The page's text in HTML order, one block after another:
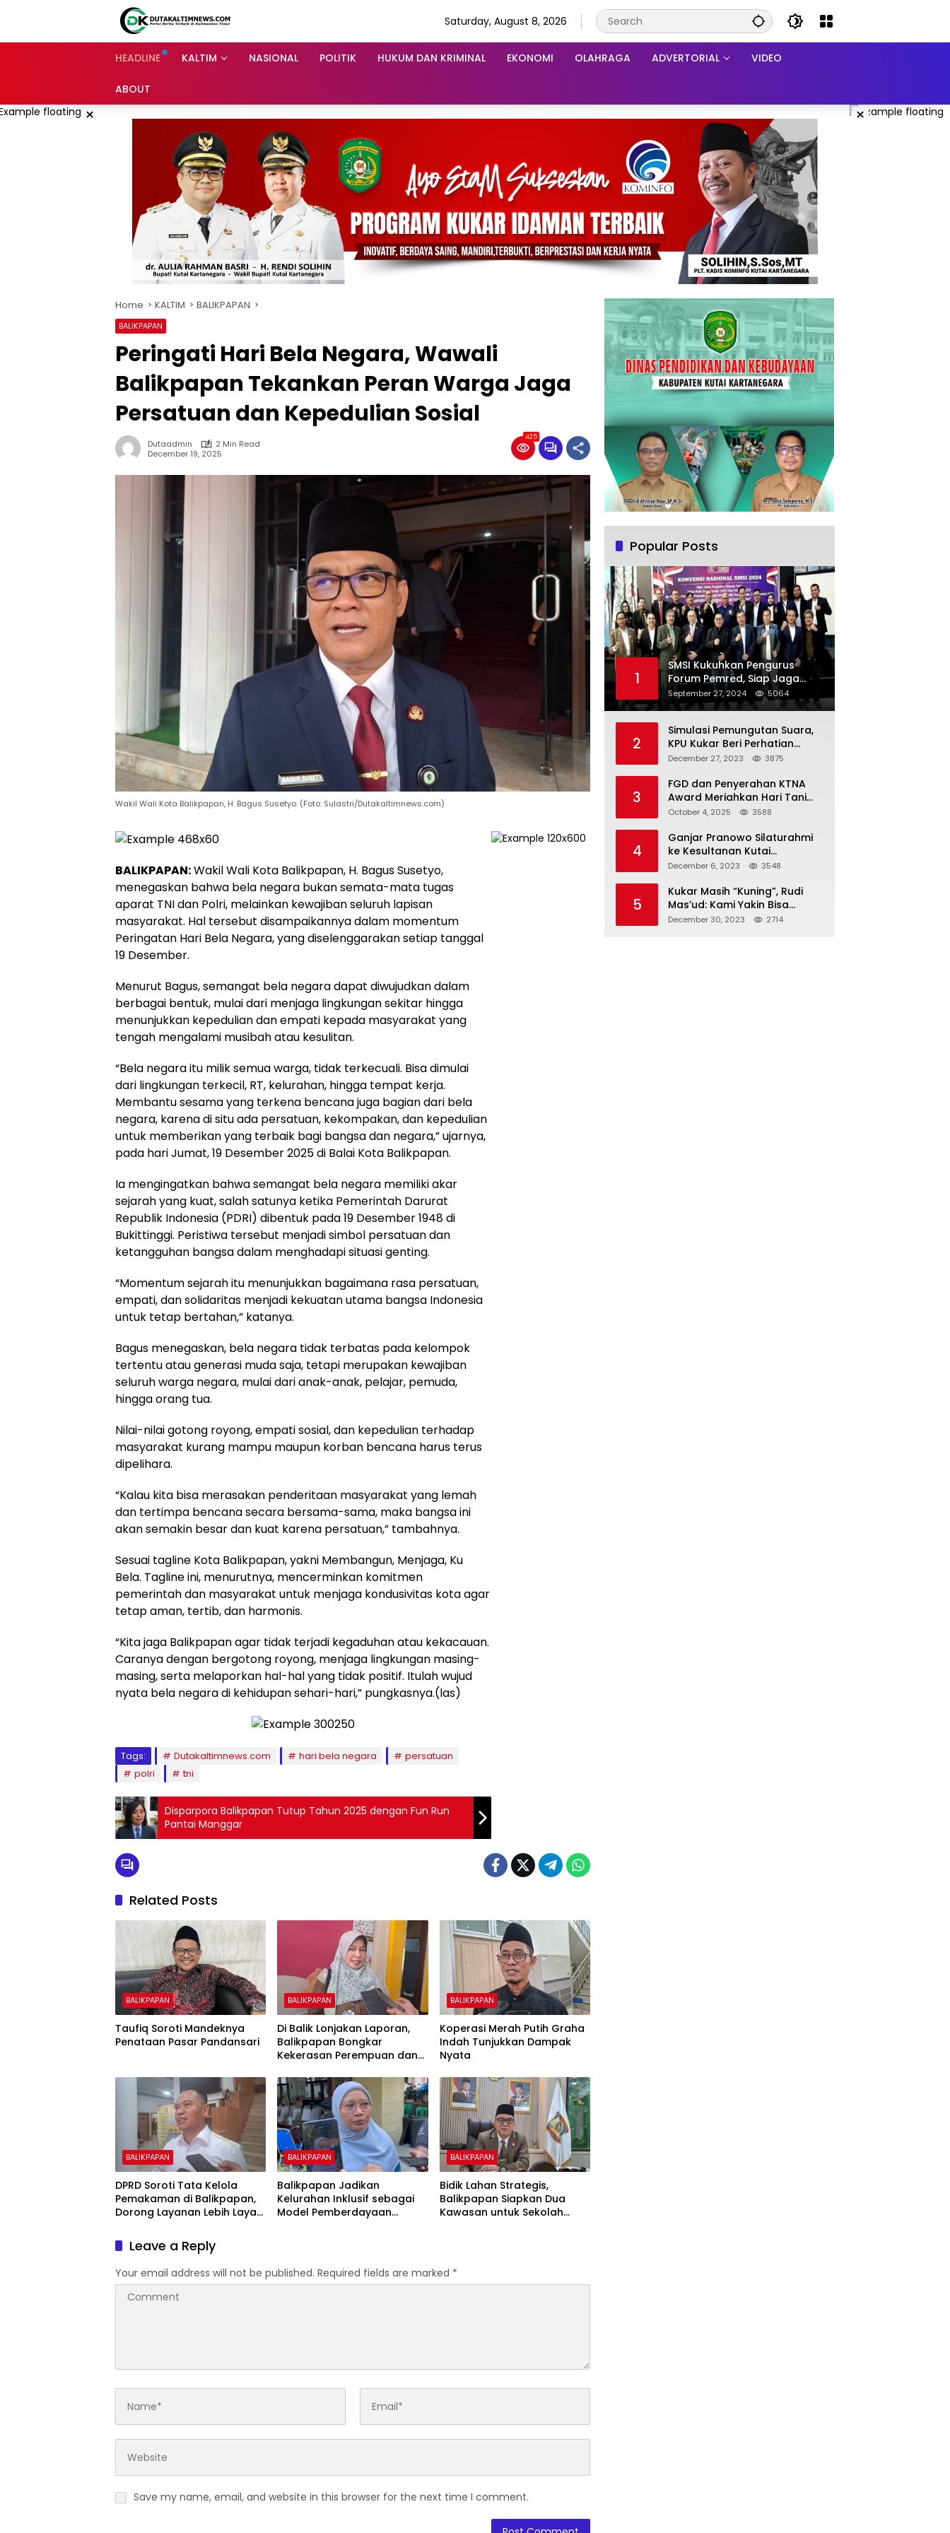
Saturday, August 8, 2026
HEADLINE KALTIM NASIONAL POLITIK HUKUM DAN KRIMINAL EKONOMI OLAHRAGA ADVERTORIAL VIDEO
ABOUT
× ×
Home KALTIM BALIKPAPAN
BALIKPAPAN
Peringati Hari Bela Negara, Wawali
Balikpapan Tekankan Peran Warga Jaga
Persatuan dan Kepedulian Sosial
Dutaadmin
2 Min Read
December 19, 2025
425
Wakil Wali Kota Balikpapan, H. Bagus Susetyo. (Foto: Sulastri/Dutakaltimnews.com)
BALIKPAPAN:Wakil Wali Kota Balikpapan, H. Bagus Susetyo,
menegaskan bahwa bela negara bukan semata-mata tugas
aparat TNI dan Polri, melainkan kewajiban seluruh lapisan
masyarakat. Hal tersebut disampaikannya dalam momentum
Peringatan Hari Bela Negara, yang diselenggarakan setiap tanggal
19 Desember.
Menurut Bagus, semangat bela negara dapat diwujudkan dalam
berbagai bentuk, mulai dari menjaga lingkungan sekitar hingga
menunjukkan kepedulian dan empati kepada masyarakat yang
tengah mengalami musibah atau kesulitan.
“Bela negara itu milik semua warga, tidak terkecuali. Bisa dimulai
dari lingkungan terkecil, RT, kelurahan, hingga tempat kerja.
Membantu sesama yang terkena bencana juga bagian dari bela
negara, karena di situ ada persatuan, kekompakan, dan kepedulian
untuk memberikan yang terbaik bagi bangsa dan negara,” ujarnya,
pada hari Jumat, 19 Desember 2025 di Balai Kota Balikpapan.
Ia mengingatkan bahwa semangat bela negara memiliki akar
sejarah yang kuat, salah satunya ketika Pemerintah Darurat
Republik Indonesia (PDRI) dibentuk pada 19 Desember 1948 di
Bukittinggi. Peristiwa tersebut menjadi simbol persatuan dan
ketangguhan bangsa dalam menghadapi situasi genting.
“Momentum sejarah itu menunjukkan bagaimana rasa persatuan,
empati, dan solidaritas menjadi kekuatan utama bangsa Indonesia
untuk tetap bertahan,” katanya.
Bagus menegaskan, bela negara tidak terbatas pada kelompok
tertentu atau generasi muda saja, tetapi merupakan kewajiban
seluruh warga negara, mulai dari anak-anak, pelajar, pemuda,
hingga orang tua.
Nilai-nilai gotong royong, empati sosial, dan kepedulian terhadap
masyarakat kurang mampu maupun korban bencana harus terus
dipelihara.
“Kalau kita bisa merasakan penderitaan masyarakat yang lemah
dan tertimpa bencana secara bersama-sama, maka bangsa ini
akan semakin besar dan kuat karena persatuan,” tambahnya.
Sesuai tagline Kota Balikpapan, yakni Membangun, Menjaga, Ku
Bela. Tagline ini, menurutnya, mencerminkan komitmen
pemerintah dan masyarakat untuk menjaga kondusivitas kota agar
tetap aman, tertib, dan harmonis.
“Kita jaga Balikpapan agar tidak terjadi kegaduhan atau kekacauan.
Caranya dengan bergotong royong, menjaga lingkungan masing-
masing, serta melaporkan hal-hal yang tidak positif. Itulah wujud
nyata bela negara di kehidupan sehari-hari,” pungkasnya.(las)
Tags: Dutakaltimnews.com hari bela negara
persatuan
polri
tni
Disparpora Balikpapan Tutup Tahun 2025 dengan Fun Run
Pantai Manggar
Related Posts
BALIKPAPAN
Taufiq Soroti Mandeknya
Penataan Pasar Pandansari
BALIKPAPAN
Di Balik Lonjakan Laporan,
Balikpapan Bongkar
Kekerasan Perempuan dan
BALIKPAPAN
Koperasi Merah Putih Graha
Indah Tunjukkan Dampak
Nyata
BALIKPAPAN
DPRD Soroti Tata Kelola
Pemakaman di Balikpapan,
Dorong Layanan Lebih Layak
Warga
BALIKPAPAN
Balikpapan Jadikan
Kelurahan Inklusif sebagai
Model Pemberdayaan
BALIKPAPAN
Bidik Lahan Strategis,
Balikpapan Siapkan Dua
Kawasan untuk Sekolah
Leave a Reply
Your email address will not be published. Required fields are marked *
Save my name, email, and website in this browser for the next time I comment.
Popular Posts
1
SMSI Kukuhkan Pengurus
Forum Pemred, Siap Jaga
Kualitas Media Daring di
Indonesia
September 27, 2024 5064
2
Simulasi Pemungutan Suara,
KPU Kukar Beri Perhatian
Penyandang Disabilitas
December 27, 2023 3875
3
FGD dan Penyerahan KTNA
Award Meriahkan Hari Tani
Nasional di Kukar
October 4, 2025 3588
4
Ganjar Pranowo Silaturahmi
ke Kesultanan Kutai
Kartanegara
December 6, 2023 3548
5
Kukar Masih “Kuning”, Rudi
Mas’ud: Kami Yakin Bisa
Menang di Pemilu 2024
December 30, 2023 2714